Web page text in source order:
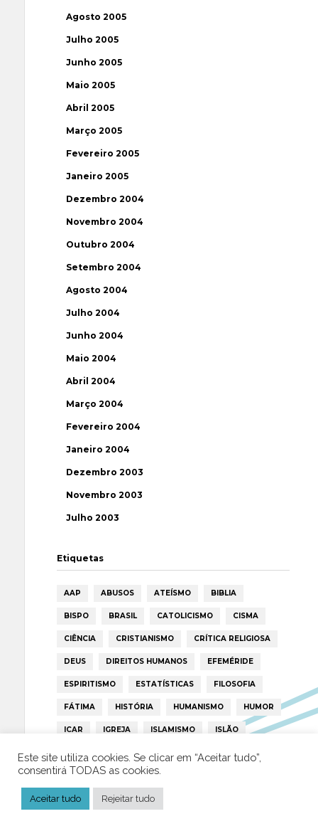
Agosto 2005
Julho 2005
Junho 2005
Maio 2005
Abril 2005
Março 2005
Fevereiro 2005
Janeiro 2005
Dezembro 2004
Novembro 2004
Outubro 2004
Setembro 2004
Agosto 2004
Julho 2004
Junho 2004
Maio 2004
Abril 2004
Março 2004
Fevereiro 2004
Janeiro 2004
Dezembro 2003
Novembro 2003
Julho 2003
Etiquetas
AAP ABUSOS ATEÍSMO BIBLIA
BISPO BRASIL CATOLICISMO CISMA
CIÊNCIA CRISTIANISMO CRÍTICA RELIGIOSA
DEUS DIREITOS HUMANOS EFEMÉRIDE
ESPIRITISMO ESTATÍSTICAS FILOSOFIA
FÁTIMA HISTÓRIA HUMANISMO HUMOR
ICAR IGREJA ISLAMISMO ISLÃO
JESUS LAICIDADE LIBERDADE
LIVRE-PENSAMENTO
MORAL MULHER
Este site utiliza cookies. Se clicar em “Aceitar tudo”,
consentirá TODAS as cookies.
Aceitar tudo Rejeitar tudo